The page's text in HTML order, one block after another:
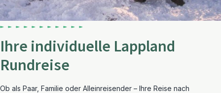
Ihre individuelle Lappland
Rundreise
Ob als Paar, Familie oder Alleinreisender – Ihre Reise nach